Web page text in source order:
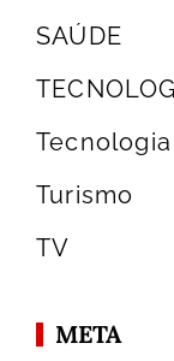
SAÚDE
Tecnologia
Turismo
TV
META